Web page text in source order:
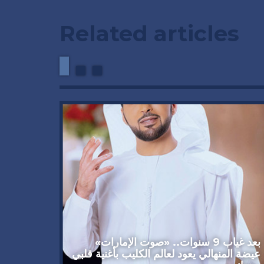
Related articles
بعد غياب 9 سنوات.. «صوت الإمارات»
عيضة المنهالي يعود لعالم الكليب بأغنية قلبي